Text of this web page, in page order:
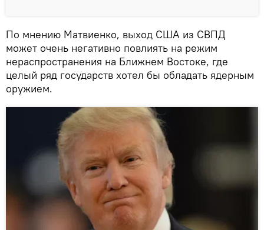
По мнению Матвиенко, выход США из СВПД
может очень негативно повлиять на режим
нераспространения на Ближнем Востоке, где
целый ряд государств хотел бы обладать ядерным
оружием.